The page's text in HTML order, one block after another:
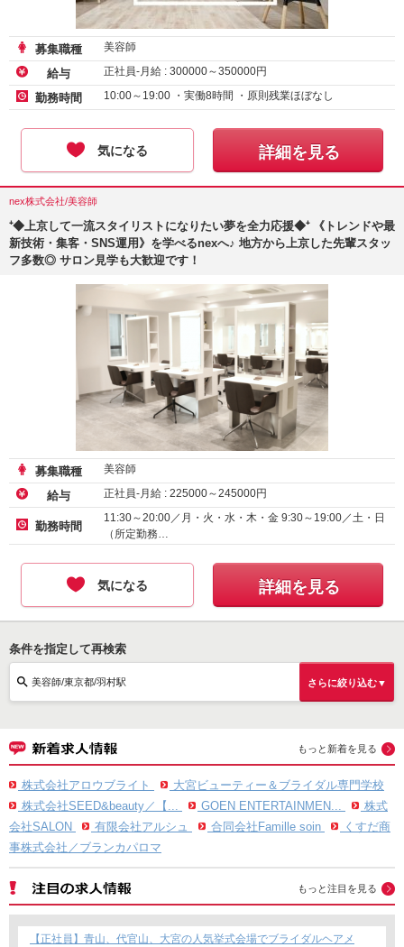
募集職種 美容師
給与 正社員-月給 : 300000～350000円
勤務時間 10:00～19:00 ・実働8時間 ・原則残業ほぼなし
気になる 詳細を見る
nex株式会社/美容師
⁺◆上京して一流スタイリストになりたい夢を全力応援◆⁺ 《トレンドや最
新技術・集客・SNS運用》を学べるnexへ♪ 地方から上京した先輩スタッ
フ多数◎ サロン見学も大歓迎です！
募集職種 美容師
給与 正社員-月給 : 225000～245000円
勤務時間
11:30～20:00／月・火・水・木・金 9:30～19:00／土・日
（所定勤務…
気になる 詳細を見る
条件を指定して再検索
美容師/東京都/羽村駅 さらに絞り込む▼
もっと新着を見る
株式会社アロウブライト
大宮ビューティー＆ブライダル専門学校
株式会社SEED&beauty／【...
GOEN ENTERTAINMEN...
株式
会社SALON
有限会社アルシュ 合同会社Famille soin
くすだ商
事株式会社／ブランカパロマ
もっと注目を見る
【正社員】青山、代官山、大宮の人気挙式会場でブライダルヘアメ